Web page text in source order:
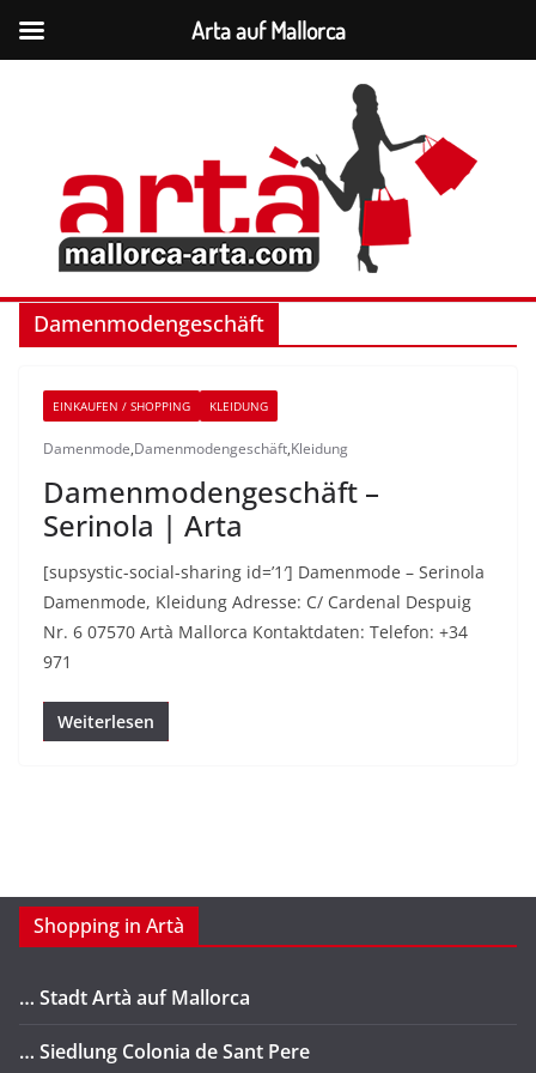
Damenmodengeschäft
EINKAUFEN / SHOPPING KLEIDUNG
Damenmode,Damenmodengeschäft,Kleidung
Damenmodengeschäft –
Serinola | Arta
[supsystic-social-sharing id=’1′] Damenmode – Serinola
Damenmode, Kleidung Adresse: C/ Cardenal Despuig
Nr. 6 07570 Artà Mallorca Kontaktdaten: Telefon: +34
971
Weiterlesen
Shopping in Artà
… Stadt Artà auf Mallorca
… Siedlung Colonia de Sant Pere
Arta auf Mallorca